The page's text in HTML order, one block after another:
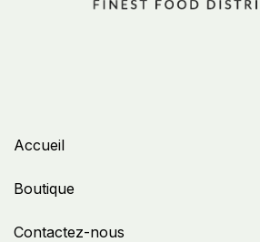
Accueil
Boutique
Contactez-nous